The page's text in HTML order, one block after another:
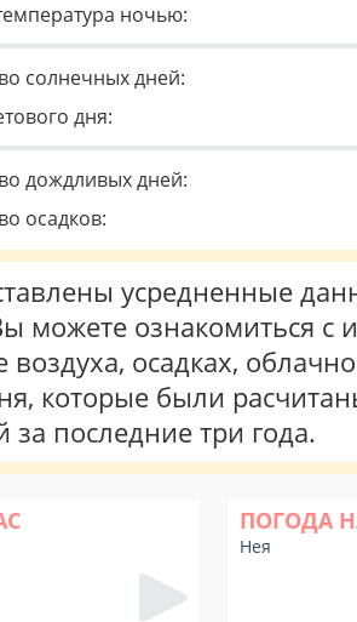
ночью:
солнечных дней:
дня:
дождливых дней:
осадков:
усредненные
можете ознакомиться с
воздуха, осадках,
которые были
последние три года.
ПОГОДА
Нея